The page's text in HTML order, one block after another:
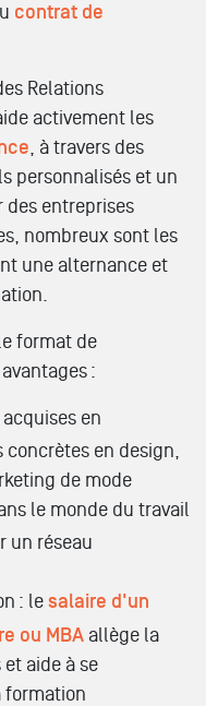
contrat de
Relations
activement les
, à travers des
personnalisés et un
des entreprises
nombreux sont les
une alternance et
format de
:
en
concrètes en design,
de mode
le monde du travail
un réseau
: le salaire d'un
ou MBA allège la
aide à se
formation